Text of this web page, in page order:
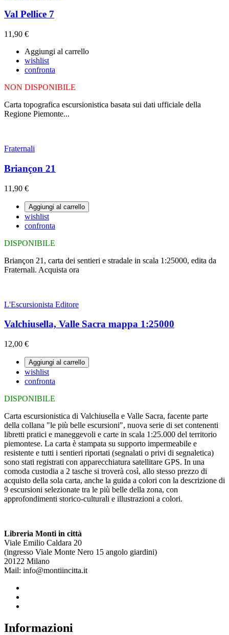
Val Pellice 7
11,90 €
Aggiungi al carrello
wishlist
confronta
NON DISPONIBILE
Carta topografica escursionistica basata sui dati ufficiale della
Regione Piemonte...
Fraternali
Briançon 21
11,90 €
Aggiungi al carrello
wishlist
confronta
DISPONIBILE
Briançon 21, carta dei sentieri e stradale in scala 1:25000, edita da
Fraternali. Acquista ora
L'Escursionista Editore
Valchiusella, Valle Sacra mappa 1:25000
12,00 €
Aggiungi al carrello
wishlist
confronta
DISPONIBILE
Carta escursionistica di Valchiusella e Valle Sacra, facente parte
della collana "le più belle escursioni", nuova serie di set contenenti
libretti pratici e maneggevoli e carte in scala 1:25.000 del territorio
piemontese. La carta è stampata su supporto impermeabile e
resistente e tutti i sentieri riportati (segnalati o privi di segnaletica)
sono stati registrati con apparecchiatura satellitare GPS. In una
comoda custodia a 2 tasche si troverà così, allo stesso prezzo di
acquisto della sola carta, anche la guida a colori con la descrizione di
9 escursioni selezionate tra le più belle della zona, con
approfondimenti storico-culturali e illustrazioni a colori.
Libreria Monti in città
Viale Emilio Caldara 20
(ingresso Viale Monte Nero 15 angolo giardini)
20122 Milano
Mail: info@montiincitta.it
Informazioni